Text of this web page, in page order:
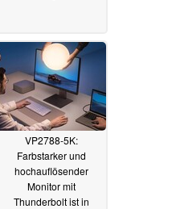
VP2788-5K:
Farbstarker und
hochauflösender
Monitor mit
Thunderbolt ist in